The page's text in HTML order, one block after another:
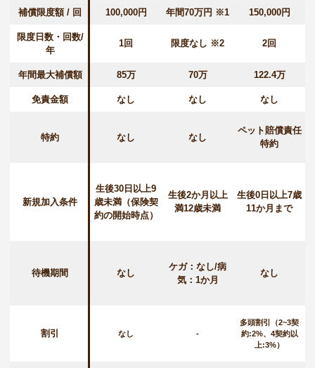
補償限度額 / 回 100,000円 年間70万円 ※1 150,000円
限度日数・回数/
年
1回 限度なし ※2 2回
年間最大補償額 85万 70万 122.4万
免責金額 なし なし なし
特約 なし なし
ペット賠償責任
特約
新規加入条件
生後30日以上9
歳未満（保険契
約の開始時点）
生後2か月以上
満12歳未満
生後0日以上7歳
11か月まで
待機期間 なし
ケガ：なし/病
気：1か月
なし
割引 なし -
多頭割引（2~3契
約:2%、4契約以
上:3%）